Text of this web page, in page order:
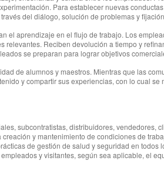
Para establecer nuevas
del diálogo, solución de problemas y
el aprendizaje en el flujo de trabajo. Los
Reciben devolución a tiempo y
se preparan para lograr objetivos
de alumnos y maestros. Mientras que las
y compartir sus experiencias, con lo cual
subcontratistas, distribuidores, vendedores,
y mantenimiento de condiciones de
de gestión de salud y seguridad en
y visitantes, según sea aplicable, el